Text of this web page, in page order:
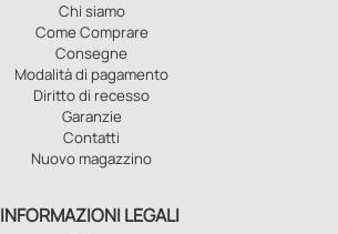
Chi siamo
Come Comprare
Consegne
Modalità di pagamento
Diritto di recesso
Garanzie
Contatti
Nuovo magazzino
INFORMAZIONI LEGALI